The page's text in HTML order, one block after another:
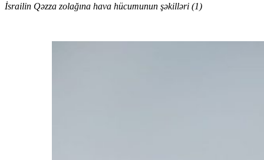
İsrailin Qəzza zolağına hava hücumunun şəkilləri (1)